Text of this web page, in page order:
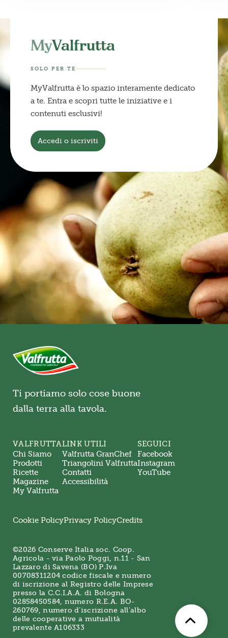
MyValfrutta
SOLO PER TE
MyValfrutta è lo spazio interamente dedicato
a te. Entra e scopri tutte le iniziative e i
contenuti esclusivi!
Accedi o iscriviti
Ti portiamo solo cose buone
dalla terra alla tavola.
VALFRUTTA
Chi Siamo
Prodotti
Ricette
Magazine
My Valfrutta
LINK UTILI
Valfrutta GranChef
Triangolini Valfrutta
Contatti
Accessibilità
SEGUICI
Facebook
Instagram
YouTube
©2026 Conserve Italia soc. Coop.
Agricola - via Paolo Poggi, n.11 - San
Lazzaro di Savena (BO) P.Iva
00708311204 codice fiscale e numero
di iscrizione al Registro delle Imprese
presso la C.C.I.A.A. di Bologna
02858450584, numero R.E.A. BO-
260769, numero d’iscrizione all’albo
delle cooperative a mutualità
prevalente A106333
Cookie PolicyPrivacy PolicyCredits